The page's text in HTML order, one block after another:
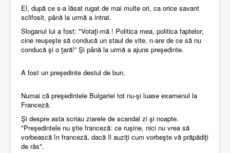
El, după ce s-a lăsat rugat de mai multe ori, ca orice savant
sclifosit, până la urmă a intrat.
Sloganul lui a fost: "Votaţi-mă ! Politica mea, politica faptelor;
cine reuşeşte să conducă un staul de vite, n-are de ce să nu
conducă şi o ţară!” Şi până la urmă a ajuns preşedinte.
A fost un preşedinte destul de bun.
Numai că preşedintele Bulgariei tot nu-şi luase examenul la
Franceză.
Şi despre asta scriau ziarele de scandal zi şi noapte.
"Preşedintele nu ştie franceză: ce ruşine, nici nu vrea să
vorbească în franceză, dacă îl auziţi cum vorbeşte vă prăpădiţi
de râs".